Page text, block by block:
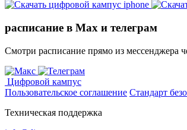
расписание в Max и телеграм
Смотри расписание прямо из мессенджера
Цифровой кампус
Пользовательское соглашение Стандарт
Техническая поддержка